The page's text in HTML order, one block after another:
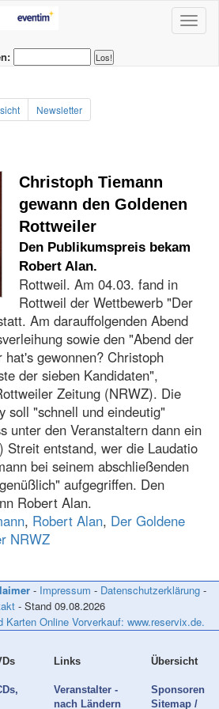
Newsletter
Christoph Tiemann
gewann den Goldenen
Rottweiler
Den Publikumspreis bekam
Robert Alan.
Rottweil. Am 04.03. fand in
Rottweil der Wettbewerb "Der
Am darauffolgenden Abend
sowie den "Abend der
gewonnen? Christoph
der sieben Kandidaten",
Zeitung (NRWZ). Die
soll "schnell und eindeutig"
unter den Veranstaltern dann ein
Streit entstand, wer die Laudatio
bei seinem abschließenden
aufgegriffen. Den
Robert Alan.
, Robert Alan, Der Goldene
NRWZ
- Impressum - Datenschutzerklärung -
- Stand 09.08.2026
Online Vorverkauf: www.reservix.de.
Links
Veranstalter -
nach Ländern
Übersicht
Sponsoren
Sitemap /